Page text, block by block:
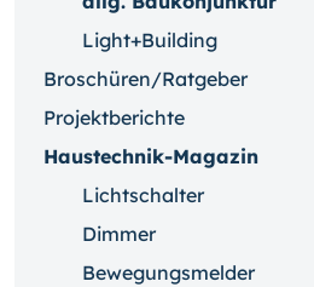
Light+Building
Broschüren/Ratgeber
Projektberichte
Haustechnik-Magazin
Lichtschalter
Dimmer
Bewegungsmelder